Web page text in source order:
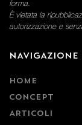
forma.
È vietata la
autorizzazione e
NAVIGAZIONE
HOME
CONCEPT
ARTICOLI